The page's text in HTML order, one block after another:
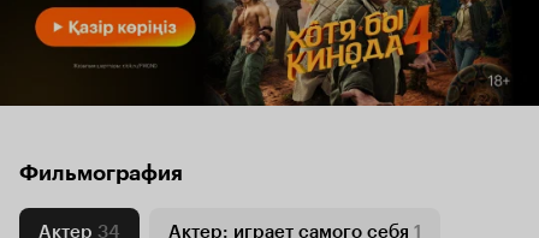
Фильмография
Актер 34 Актер: играет самого себя 1